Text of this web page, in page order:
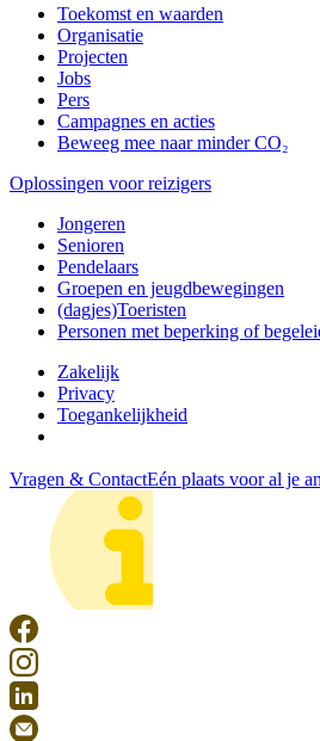
Toekomst en waarden
Organisatie
Projecten
Jobs
Pers
Campagnes en acties
Beweeg mee naar minder CO₂
Oplossingen voor reizigers
Jongeren
Senioren
Pendelaars
Groepen en jeugdbewegingen
(dagjes)Toeristen
Personen met beperking of
Zakelijk
Privacy
Toegankelijkheid
Vragen & ContactEén plaats voor al je